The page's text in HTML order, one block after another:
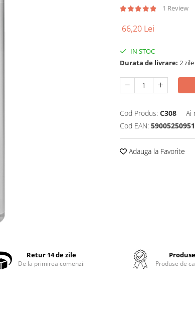
1 Review
66,20 Lei
IN STOC
Durata de livrare: 2
Cod Produs: C308 Ai
Cod EAN:
Adauga la Favorite
Retur 14 de zile
De la primirea comenzii Produse de